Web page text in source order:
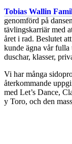
Tobias Wallin
genomförd på
tävlingskarriär med
året i rad. Beslutet
kunde ägna vår fulla
duschar, klasser,
Vi har många
återkommande
med Let’s Dance,
y Toro, och den